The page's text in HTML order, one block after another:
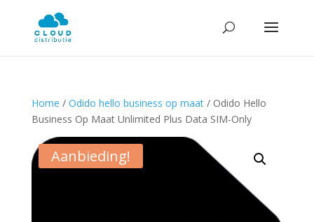
Home / Odido hello business op maat/ Odido Hello
Business Op Maat Unlimited Plus Data SIM-Only
Aanbieding!